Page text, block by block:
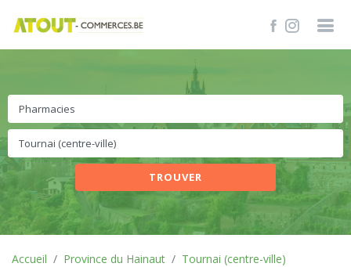
TROUVER
Accueil Province du Hainaut
Tournai (centre-ville)